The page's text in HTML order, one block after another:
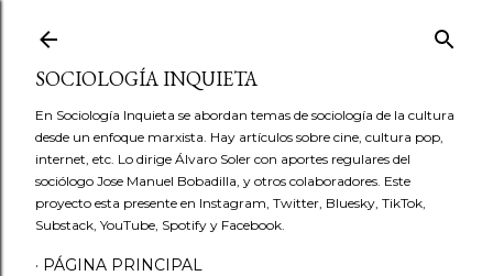
SOCIOLOGÍA INQUIETA
En Sociología Inquieta se abordan temas de sociología de la cultura
desde un enfoque marxista. Hay artículos sobre cine, cultura pop,
internet, etc. Lo dirige Álvaro Soler con aportes regulares del
sociólogo Jose Manuel Bobadilla, y otros colaboradores. Este
proyecto esta presente en Instagram, Twitter, Bluesky, TikTok,
Substack, YouTube, Spotify y Facebook.
PÁGINA PRINCIPAL